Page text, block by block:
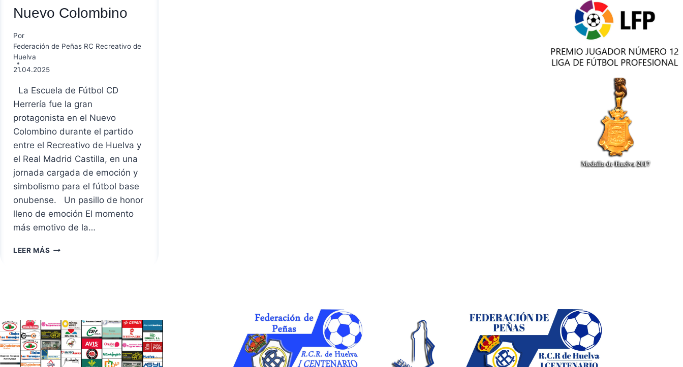
Nuevo Colombino
Por
Federación de Peñas RC Recreativo de
Huelva
21.04.2025
La Escuela de Fútbol CD
Herrería fue la gran
protagonista en el Nuevo
Colombino durante el partido
entre el Recreativo de Huelva y
el Real Madrid Castilla, en una
jornada cargada de emoción y
simbolismo para el fútbol base
onubense. Un pasillo de honor
lleno de emoción El momento
más emotivo de la…
LEER MÁS PASILLO
EN
EL
NUEVO
COLOMBINO